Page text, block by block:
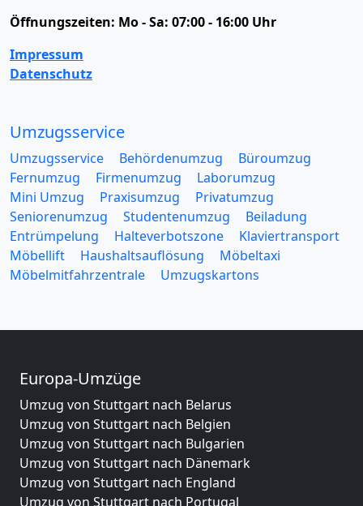
Öffnungszeiten: Mo - Sa: 07:00 - 16:00 Uhr
Impressum
Datenschutz
Umzugsservice
Umzugsservice Behördenumzug
Büroumzug
Fernumzug
Firmenumzug
Laborumzug
Mini Umzug
Praxisumzug
Privatumzug
Seniorenumzug
Studentenumzug
Beiladung
Entrümpelung
Halteverbotszone
Klaviertransport
Möbellift
Haushaltsauflösung
Möbeltaxi
Möbelmitfahrzentrale
Umzugskartons
Europa-Umzüge
Umzug von Stuttgart nach Belarus
Umzug von Stuttgart nach Belgien
Umzug von Stuttgart nach Bulgarien
Umzug von Stuttgart nach Dänemark
Umzug von Stuttgart nach England
Umzug von Stuttgart nach Portugal